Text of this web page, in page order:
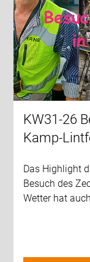
KW31-26
Kamp-
Das Highlight
Besuch des
Wetter hat